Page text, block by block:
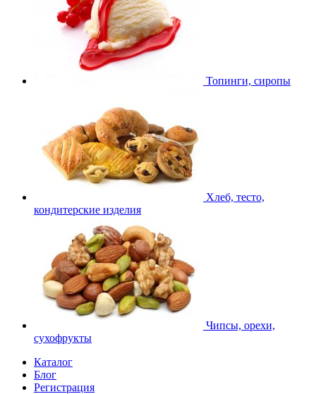
Топинги, сиропы
Хлеб, тесто,
кондитерские изделия
Чипсы, орехи,
сухофрукты
Каталог
Блог
Регистрация